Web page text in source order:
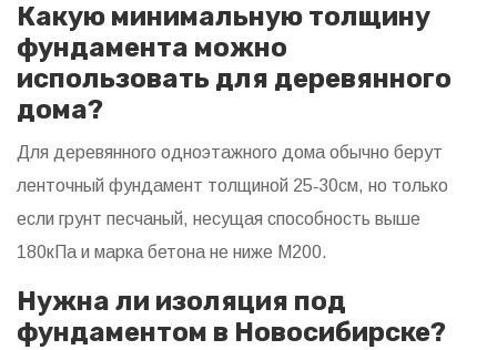
Какую минимальную толщину
фундамента можно
использовать для деревянного
дома?
Для деревянного одноэтажного дома обычно берут
ленточный фундамент толщиной 25‑30см, но только
если грунт песчаный, несущая способность выше
180кПа и марка бетона не ниже М200.
Нужна ли изоляция под
фундаментом в Новосибирске?